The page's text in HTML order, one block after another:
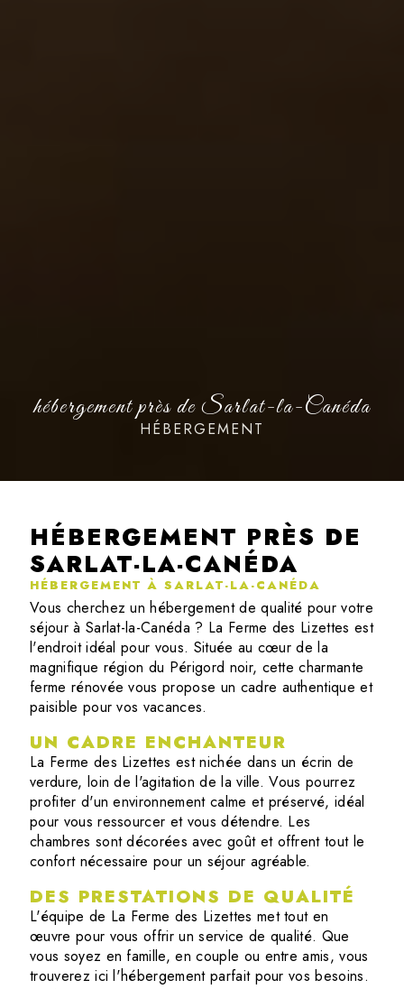
hébergement près de Sarlat-la-Canéda
HÉBERGEMENT
HÉBERGEMENT PRÈS DE
SARLAT-LA-CANÉDA
HÉBERGEMENT À SARLAT-LA-CANÉDA
Vous cherchez un hébergement de qualité pour votre
séjour à Sarlat-la-Canéda ? La Ferme des Lizettes est
l'endroit idéal pour vous. Située au cœur de la
magnifique région du Périgord noir, cette charmante
ferme rénovée vous propose un cadre authentique et
paisible pour vos vacances.
UN CADRE ENCHANTEUR
La Ferme des Lizettes est nichée dans un écrin de
verdure, loin de l'agitation de la ville. Vous pourrez
profiter d'un environnement calme et préservé, idéal
pour vous ressourcer et vous détendre. Les
chambres sont décorées avec goût et offrent tout le
confort nécessaire pour un séjour agréable.
DES PRESTATIONS DE QUALITÉ
L'équipe de La Ferme des Lizettes met tout en
œuvre pour vous offrir un service de qualité. Que
vous soyez en famille, en couple ou entre amis, vous
trouverez ici l'hébergement parfait pour vos besoins.